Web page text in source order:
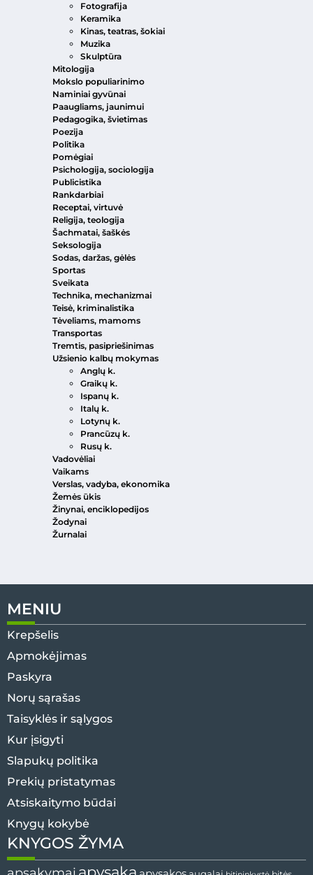
Fotografija
Keramika
Kinas, teatras, šokiai
Muzika
Skulptūra
Mitologija
Mokslo populiarinimo
Naminiai gyvūnai
Paaugliams, jaunimui
Pedagogika, švietimas
Poezija
Politika
Pomėgiai
Psichologija, sociologija
Publicistika
Rankdarbiai
Receptai, virtuvė
Religija, teologija
Šachmatai, šaškės
Seksologija
Sodas, daržas, gėlės
Sportas
Sveikata
Technika, mechanizmai
Teisė, kriminalistika
Tėveliams, mamoms
Transportas
Tremtis, pasipriešinimas
Užsienio kalbų mokymas
Anglų k.
Graikų k.
Ispanų k.
Italų k.
Lotynų k.
Prancūzų k.
Rusų k.
Vadovėliai
Vaikams
Verslas, vadyba, ekonomika
Žemės ūkis
Žinynai, enciklopedijos
Žodynai
Žurnalai
MENIU
Krepšelis
Apmokėjimas
Paskyra
Norų sąrašas
Taisyklės ir sąlygos
Kur įsigyti
Slapukų politika
Prekių pristatymas
Atsiskaitymo būdai
Knygų kokybė
KNYGOS ŽYMA